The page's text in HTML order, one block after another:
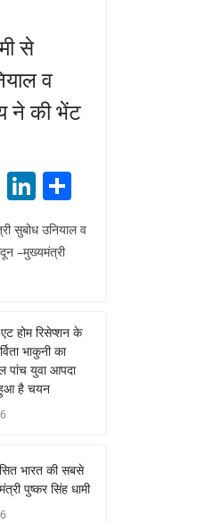
से
व
ने की भेंट
T
el
e
gr
m
Li
n
k
n
ar
सुबोध उनियाल व
–मुख्यमंत्री
होम रिसेप्शन के
भाकुनी का
युवा आपदा
है चयन
भारत की सबसे
पुष्कर सिंह धामी